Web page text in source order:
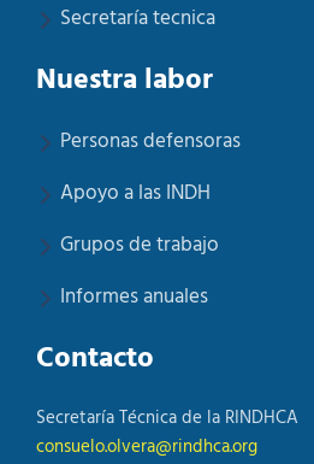
Secretaría tecnica
Nuestra labor
Personas defensoras
Apoyo a las INDH
Grupos de trabajo
Informes anuales
Contacto
Secretaría Técnica de la RINDHCA
consuelo.olvera@rindhca.org